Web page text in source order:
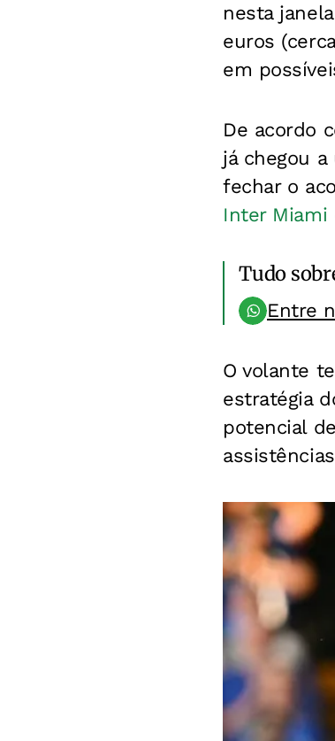
nesta
euros
em
De acordo
já chegou
fechar o
Inter Miami
Tudo
Entre
O volante
estratégia
potencial